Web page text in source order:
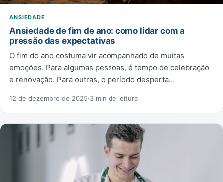
ANSIEDADE
Ansiedade de fim de ano: como lidar com a
pressão das expectativas
O fim do ano costuma vir acompanhado de muitas
emoções. Para algumas pessoas, é tempo de celebração
e renovação. Para outras, o período desperta…
12 de dezembro de 2025·3 min de leitura